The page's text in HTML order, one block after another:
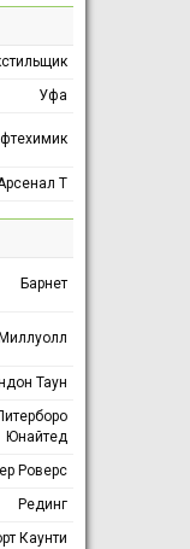
Уфа
Т
Барнет
Таун
Юнайтед
Роверс
Рединг
Каунти